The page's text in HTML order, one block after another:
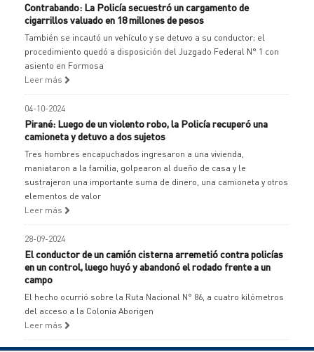
Contrabando: La Policía secuestró un cargamento de
cigarrillos valuado en 18 millones de pesos
También se incautó un vehículo y se detuvo a su conductor; el
procedimiento quedó a disposición del Juzgado Federal N° 1 con
asiento en Formosa
Leer más
04-10-2024
Pirané: Luego de un violento robo, la Policía recuperó una
camioneta y detuvo a dos sujetos
Tres hombres encapuchados ingresaron a una vivienda,
maniataron a la familia, golpearon al dueño de casa y le
sustrajeron una importante suma de dinero, una camioneta y otros
elementos de valor
Leer más
28-09-2024
El conductor de un camión cisterna arremetió contra policías
en un control, luego huyó y abandonó el rodado frente a un
campo
El hecho ocurrió sobre la Ruta Nacional N° 86, a cuatro kilómetros
del acceso a la Colonia Aborigen
Leer más